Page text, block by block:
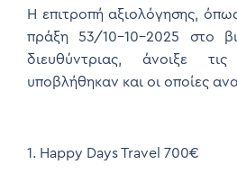
Η επιτροπή αξιολόγησης,
πράξη 53/10-10-2025 στο
διευθύντριας, άνοιξε
υποβλήθηκαν και οι οποίες
1. Happy Days Travel 700€